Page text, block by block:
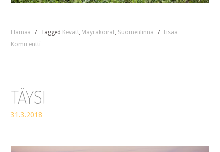
Elämää / Tagged Kevät!, Mäyräkoirat, Suomenlinna /
Lisää
Kommentti
TÄYSI
31.3.2018